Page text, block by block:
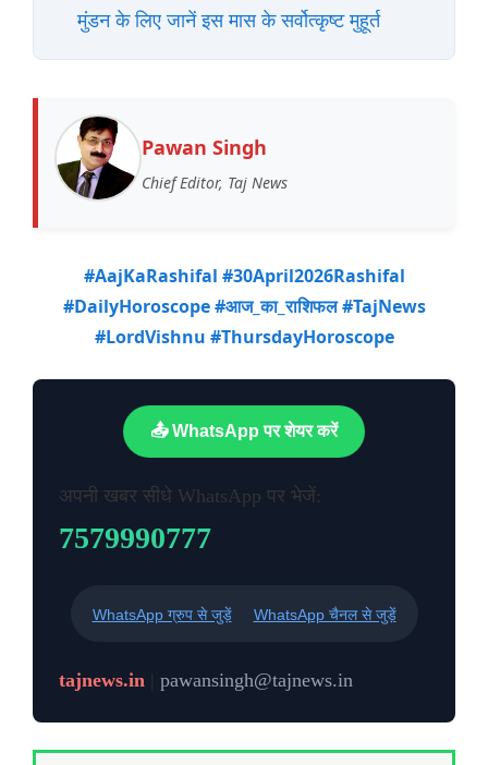
मुंडन के लिए जानें इस मास के सर्वोत्कृष्ट मुहूर्त
Pawan Singh
Chief Editor, Taj News
#AajKaRashifal #30April2026Rashifal
#DailyHoroscope #आज_का_राशिफल #TajNews
#LordVishnu #ThursdayHoroscope
📤 WhatsApp पर शेयर करें
अपनी खबर सीधे WhatsApp पर भेजें:
7579990777
WhatsApp ग्रुप से जुड़ें WhatsApp चैनल से जुड़ें
tajnews.in pawansingh@tajnews.in